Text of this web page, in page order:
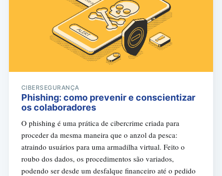
CIBERSEGURANÇA
Phishing: como prevenir e conscientizar
os colaboradores
O phishing é uma prática de cibercrime criada para
proceder da mesma maneira que o anzol da pesca:
atraindo usuários para uma armadilha virtual. Feito o
roubo dos dados, os procedimentos são variados,
podendo ser desde um desfalque financeiro até o pedido